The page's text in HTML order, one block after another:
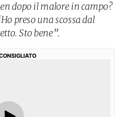
dopo il malore in campo?
preso una scossa dal
Sto bene”.